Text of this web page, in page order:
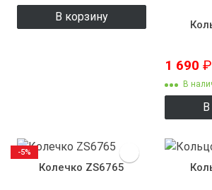
В корзину
1 690 ₽
В
Колечко ZS6765
-5%